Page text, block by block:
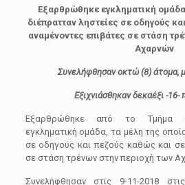
Εξαρθρώθηκε εγκληματική
διέπρατταν ληστείες σε οδηγούς
αναμένοντες επιβάτες σε στάση
Αχαρνών
Συνελήφθησαν οκτώ (8) άτομα,
Εξιχνιάσθηκαν δεκαέξι -
Εξαρθρώθηκε από το Τμήμα
εγκληματική ομάδα, τα μέλη της
σε οδηγούς και πεζούς καθώς και
σε στάση τρένων στην περιοχή των
Συνελήφθησαν στις 9-11-2018